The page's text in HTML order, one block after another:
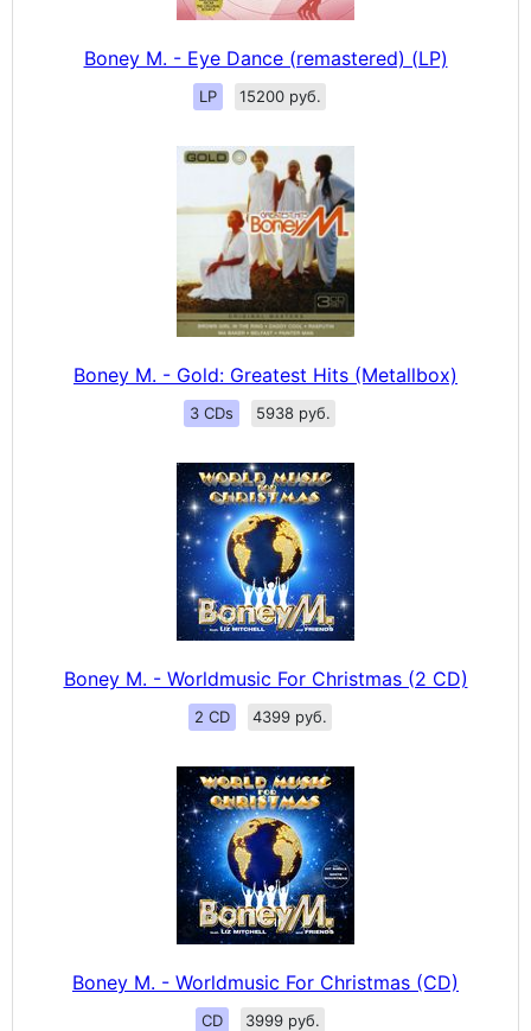
Boney M. - Eye Dance (remastered) (LP)
LP 15200 руб.
Boney M. - Gold: Greatest Hits (Metallbox)
3 CDs 5938 руб.
Boney M. - Worldmusic For Christmas (2 CD)
2 CD 4399 руб.
Boney M. - Worldmusic For Christmas (CD)
CD 3999 руб.